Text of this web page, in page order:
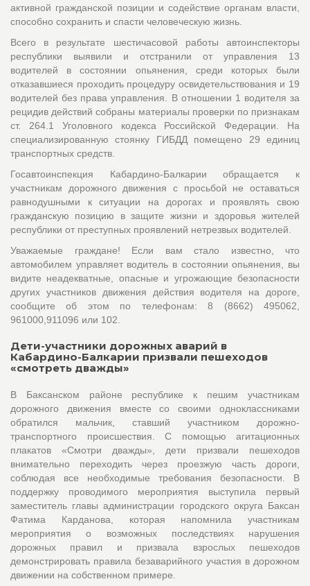
активной гражданской позиции и содействие органам власти,
способно сохранить и спасти человеческую жизнь.
Всего в результате шестичасовой работы автоинспекторы
республики выявили и отстранили от управления 13
водителей в состоянии опьянения, среди которых были
отказавшиеся проходить процедуру освидетельствования и 19
водителей без права управления. В отношении 1 водителя за
рецидив действий собраны материалы проверки по признакам
ст. 264.1 Уголовного кодекса Российской Федерации. На
специализированную стоянку ГИБДД помещено 29 единиц
транспортных средств.
Госавтоинспекция Кабардино-Балкарии обращается к
участникам дорожного движения с просьбой не оставаться
равнодушными к ситуации на дорогах и проявлять свою
гражданскую позицию в защите жизни и здоровья жителей
республики от преступных проявлений нетрезвых водителей.
Уважаемые граждане! Если вам стало известно, что
автомобилем управляет водитель в состоянии опьянения, вы
видите неадекватные, опасные и угрожающие безопасности
других участников движения действия водителя на дороге,
сообщите об этом по телефонам: 8 (8662) 495062,
961000,911096 или 102.
Дети-участники дорожных аварий в
Кабардино-Балкарии призвали пешеходов
«смотреть дважды»
В Баксанском районе республике к пешим участникам
дорожного движения вместе со своими одноклассниками
обратился мальчик, ставший участником дорожно-
транспортного происшествия. С помощью агитационных
плакатов «Смотри дважды», дети призвали пешеходов
внимательно переходить через проезжую часть дороги,
соблюдая все необходимые требования безопасности. В
поддержку проводимого мероприятия выступила первый
заместитель главы администрации городского округа Баксан
Фатима Карданова, которая напомнила участникам
мероприятия о возможных последствиях нарушения
дорожных правил и призвала взрослых пешеходов
демонстрировать правила безаварийного участия в дорожном
движении на собственном примере.